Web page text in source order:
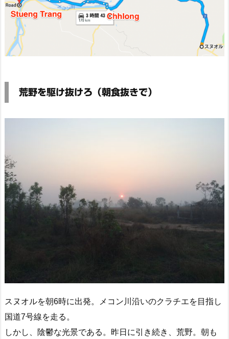
荒野を駆け抜けろ（朝食抜きで）
スヌオルを朝6時に出発。メコン川沿いのクラチエを目指し
国道7号線を走る。
しかし、陰鬱な光景である。昨日に引き続き、荒野。朝も